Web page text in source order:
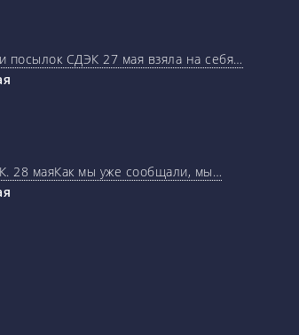
посылок СДЭК 27 мая взяла на себя…
28 маяКак мы уже сообщали, мы…